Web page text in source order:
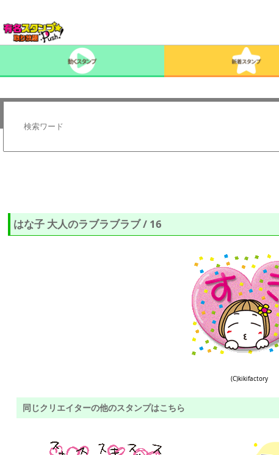
はな子 大人のラブラブラブ / 16
(C)kikifactory
同じクリエイターの他のスタンプはこちら